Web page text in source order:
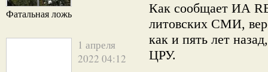
Фатальная ложь
1 апреля
2022 04:12
Как сообщает ИА
литовских СМИ,
как и пять лет
ЦРУ.